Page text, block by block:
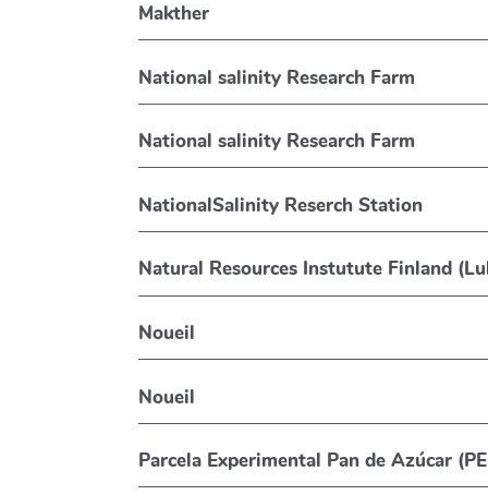
Makther
National salinity Research Farm
National salinity Research Farm
NationalSalinity Reserch Station
Natural Resources Instutute Finland
Noueil
Noueil
Parcela Experimental Pan de Azúcar